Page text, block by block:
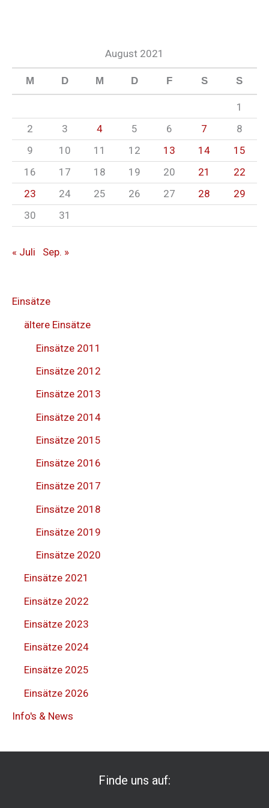
August 2021
M D M D F S S
1
2
3 4 5 6 7
8
9
10 11 12 13 14
15
16
17 18 19 20 21
22
23
24 25 26 27 28
29
30
31
« Juli Sep. »
Einsätze
ältere Einsätze
Einsätze 2011
Einsätze 2012
Einsätze 2013
Einsätze 2014
Einsätze 2015
Einsätze 2016
Einsätze 2017
Einsätze 2018
Einsätze 2019
Einsätze 2020
Einsätze 2021
Einsätze 2022
Einsätze 2023
Einsätze 2024
Einsätze 2025
Einsätze 2026
Info's & News
Finde uns auf: